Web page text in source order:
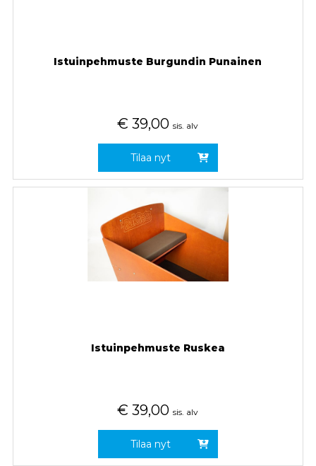
Istuinpehmuste Burgundin Punainen
€ 39,00 sis. alv
Tilaa nyt
Istuinpehmuste Ruskea
€ 39,00 sis. alv
Tilaa nyt